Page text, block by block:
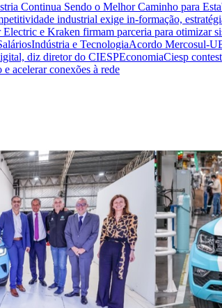
Continua Sendo o Melhor Caminho para
industrial exige in-formação,
Electric e Kraken firmam parceria para otimizar
Indústria e TecnologiaAcordo Mercosul-
diz diretor do CIESPEconomiaCiesp
acelerar conexões à rede